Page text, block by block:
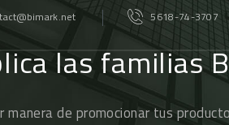
5618-74-3707
las familias
manera de promocionar tus